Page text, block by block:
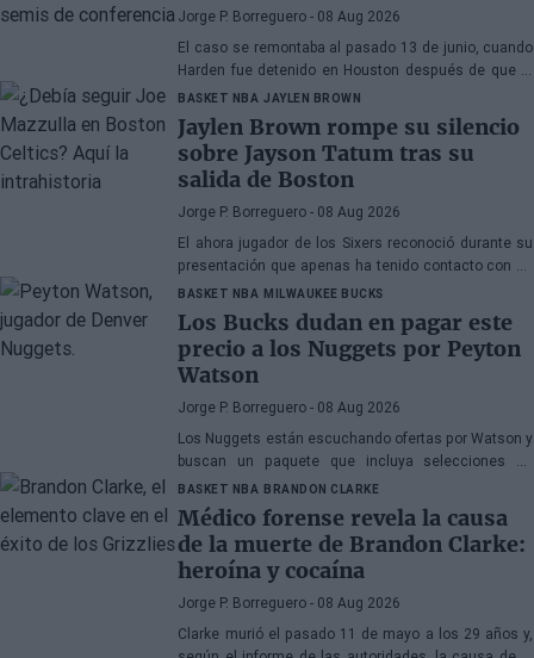
Jorge P. Borreguero - 08 Aug 2026
El caso se remontaba al pasado 13 de junio, cuando
Harden fue detenido en Houston después de que la
policía encontrara una pistola en su vehículo
BASKET NBA JAYLEN BROWN
Jaylen Brown rompe su silencio
sobre Jayson Tatum tras su
salida de Boston
Jorge P. Borreguero - 08 Aug 2026
El ahora jugador de los Sixers reconoció durante su
presentación que apenas ha tenido contacto con su
antiguo compañero
BASKET NBA MILWAUKEE BUCKS
Los Bucks dudan en pagar este
precio a los Nuggets por Peyton
Watson
Jorge P. Borreguero - 08 Aug 2026
Los Nuggets están escuchando ofertas por Watson y
buscan un paquete que incluya selecciones de
primera ronda, jóvenes talentos o una combinación
de ambos
BASKET NBA BRANDON CLARKE
Médico forense revela la causa
de la muerte de Brandon Clarke:
heroína y cocaína
Jorge P. Borreguero - 08 Aug 2026
Clarke murió el pasado 11 de mayo a los 29 años y,